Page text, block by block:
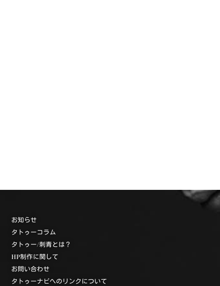
お知らせ
タトゥーコラム
タトゥー/刺青とは？
HP制作に関して
お問い合わせ
タトゥーナビへのリンクについて